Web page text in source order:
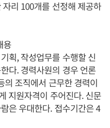
리 100개를 선정해 제공하
용
획, 작성업무를 수행할 신
다. 경력사원의 경우 언론
의 조직에서 근무한 경력이
지원자격이 주어진다. 신문
은 우대한다. 접수기간은 4